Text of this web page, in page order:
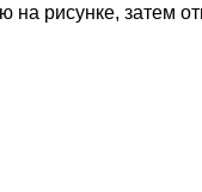
рисунке, затем